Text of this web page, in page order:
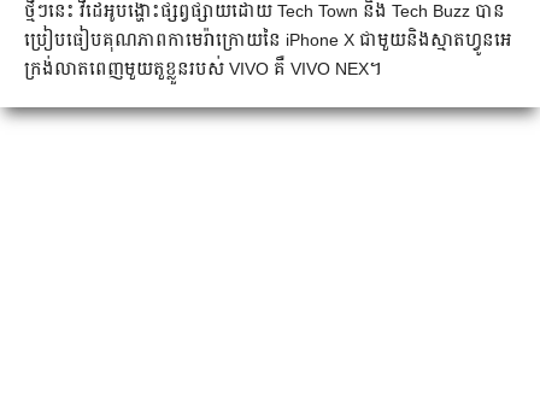
ថ្មីៗ​នេះ វីដេអូ​បង្ហោះ​ផ្សព្វ​ផ្សាយ​ដោយ Tech Town និង Tech Buzz បាន​
ប្រៀបធៀប​គុណភាព​កាមេរ៉ា​ក្រោយ​នៃ iPhone X ជាមួយ​និង​ស្មាតហ្វូន​អេ
ក្រង់​លាត​ពេញ​មួយ​តួ​ខ្លួន​របស់ VIVO គឺ VIVO NEX។